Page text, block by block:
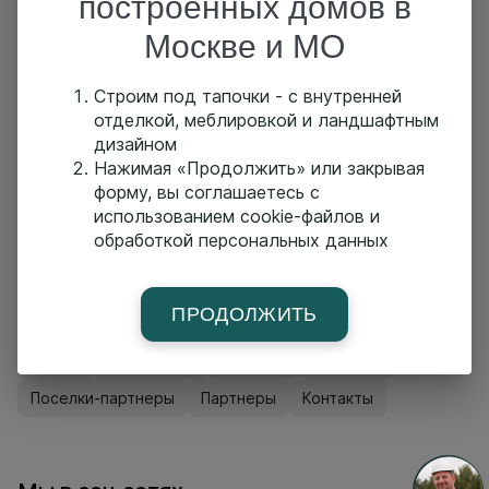
Проектом предусмотрена просторная общая зона
отдыха и 3 отдельные спальни.
▪️181.8 м²
▪️3 спальни
▪️Второй свет
▪️Терраса
Листайте карусель чтобы ознакомится с проектом и
планировками!
Построенные дома
Поселки-партнеры
Партнеры Контакты
Москве и МО
Строим под тапочки - с внутренней
отделкой, меблировкой и ландшафтным
дизайном
Нажимая «Продолжить» или закрывая
форму, вы соглашаетесь с
использованием cookie-файлов и
обработкой персональных данных
ПРОДОЛЖИТЬ